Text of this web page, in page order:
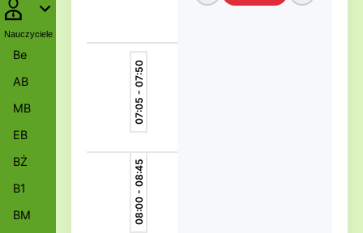
Nauczyciele
Be
AB
MB
EB
BŻ
B1
BM
07:05 - 07:50
08:00 - 08:45